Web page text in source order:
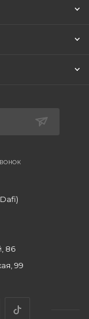
86
99